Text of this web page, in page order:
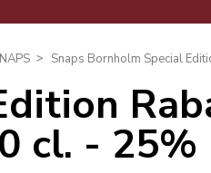
Snaps Bornholm Special
cl. - 25%